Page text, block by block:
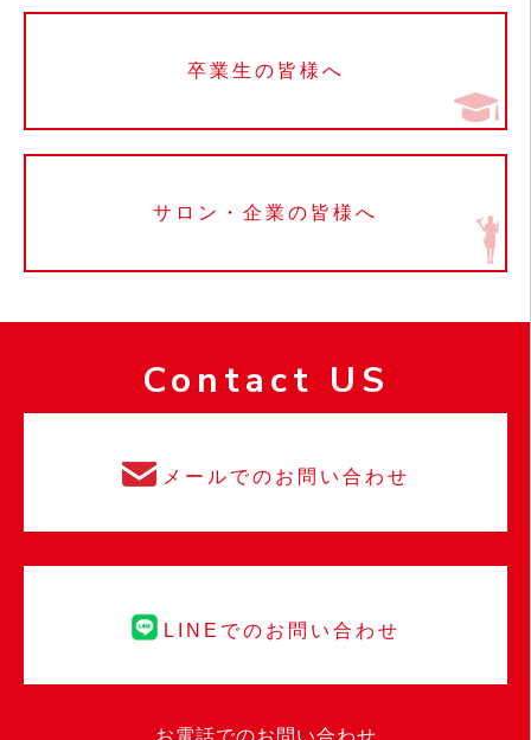
卒業生の皆様へ
サロン・企業の皆様へ
Contact US
メールでのお問い合わせ
LINEでのお問い合わせ
お電話でのお問い合わせ